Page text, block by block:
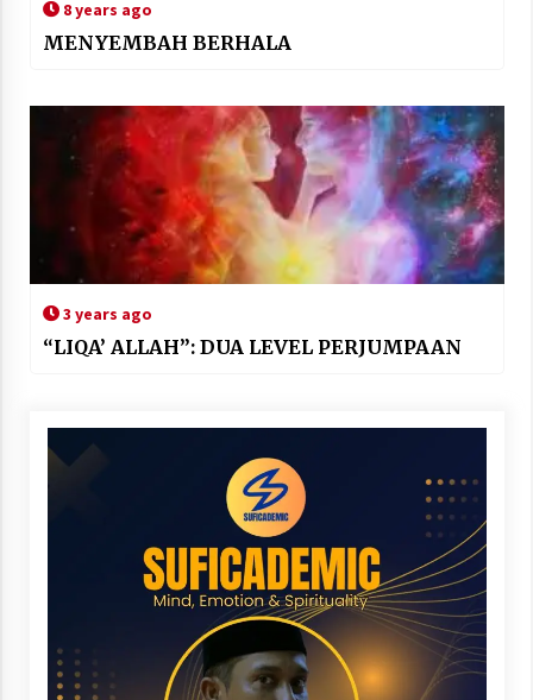
8 years ago
MENYEMBAH BERHALA
3 years ago
“LIQA’ ALLAH”: DUA LEVEL PERJUMPAAN